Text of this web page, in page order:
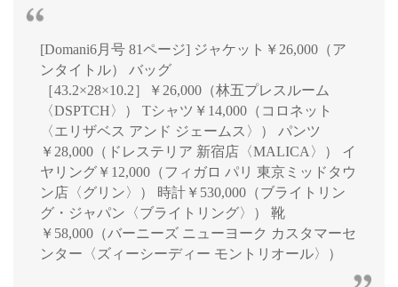
[Domani6月号 81ページ] ジャケット￥26,000（ア
ンタイトル） バッグ
［43.2×28×10.2］￥26,000（林五プレスルーム
〈DSPTCH〉） Tシャツ￥14,000（コロネット
〈エリザベス アンド ジェームス〉） パンツ
￥28,000（ドレステリア 新宿店〈MALICA〉） イ
ヤリング￥12,000（フィガロ パリ 東京ミッドタウ
ン店〈グリン〉） 時計￥530,000（ブライトリン
グ・ジャパン〈ブライトリング〉） 靴
￥58,000（バーニーズ ニューヨーク カスタマーセ
ンター〈ズィーシーディー モントリオール〉）